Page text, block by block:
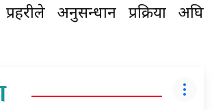
अनुसन्धान प्रक्रिया अघि